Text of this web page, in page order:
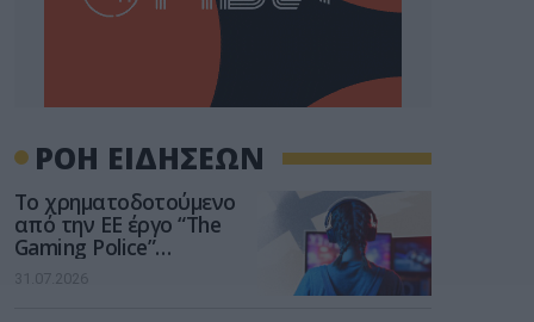
ΡΟΗ ΕΙΔΗΣΕΩΝ
Το χρηματοδοτούμενο
από την ΕΕ έργο “The
Gaming Police”
ενισχύει την ασφάλεια
των παιδιών στο
31.07.2026